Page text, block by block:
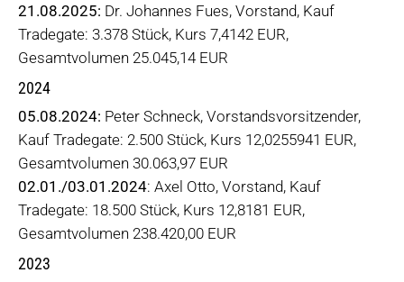
21.08.2025: Dr. Johannes Fues, Vorstand, Kauf
Tradegate: 3.378 Stück, Kurs 7,4142 EUR,
Gesamtvolumen 25.045,14 EUR
2024
05.08.2024: Peter Schneck, Vorstandsvorsitzender,
Kauf Tradegate: 2.500 Stück, Kurs 12,0255941 EUR,
Gesamtvolumen 30.063,97 EUR
02.01./03.01.2024: Axel Otto, Vorstand, Kauf
Tradegate: 18.500 Stück, Kurs 12,8181 EUR,
Gesamtvolumen 238.420,00 EUR
2023